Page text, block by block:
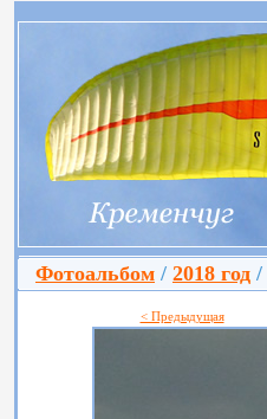
Фотоальбом / 2018 год /
< Предыдущая